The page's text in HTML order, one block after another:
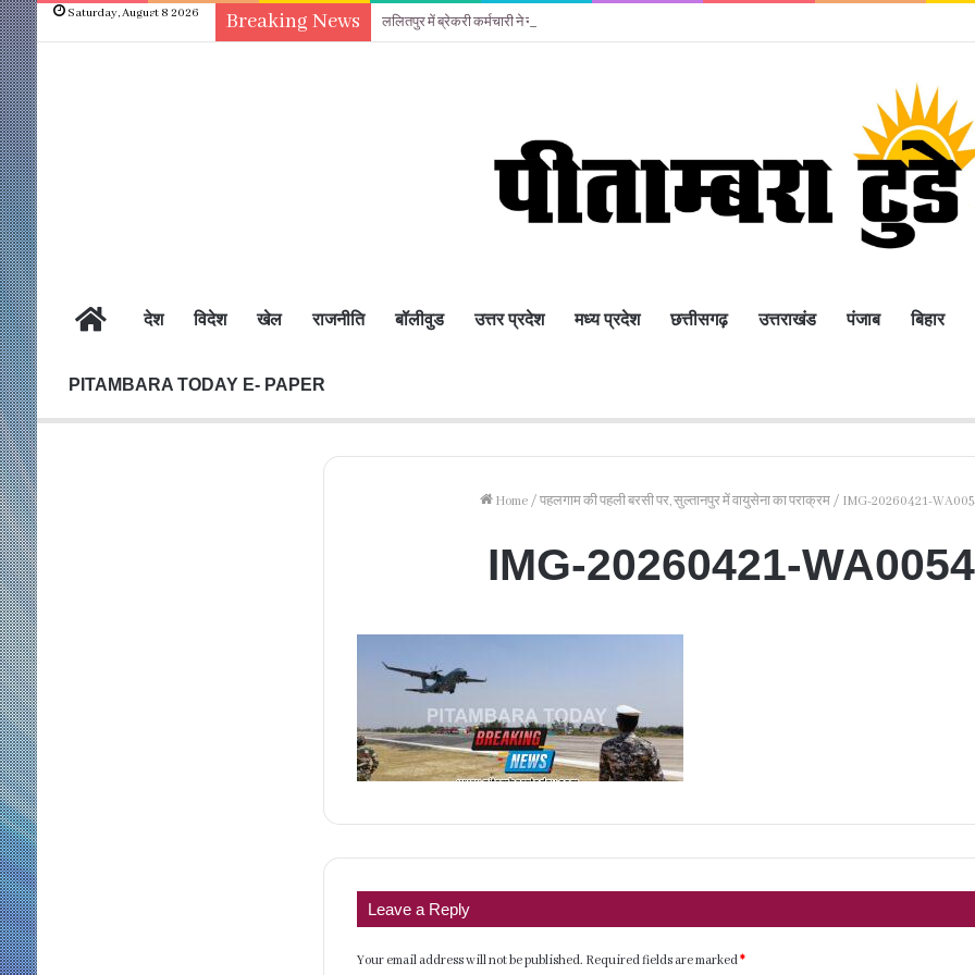
Saturday, August 8 2026 Breaking News ललितपुर में ब्रेकरी कर्मचारी ने नाना के घर किया सुसाइड
होम देश विदेश खेल राजनीति बॉलीवुड उत्तर प्रदेश मध्य प्रदेश छत्तीसगढ़ उत्तराखंड पंजाब बिहार
PITAMBARA TODAY E- PAPER
Home / पहलगाम की पहली बरसी पर, सुल्तानपुर में वायुसेना का पराक्रम / IMG-20260421-
IMG-20260421-WA0054
Leave a Reply
Your email address will not be published. Required fields are marked*